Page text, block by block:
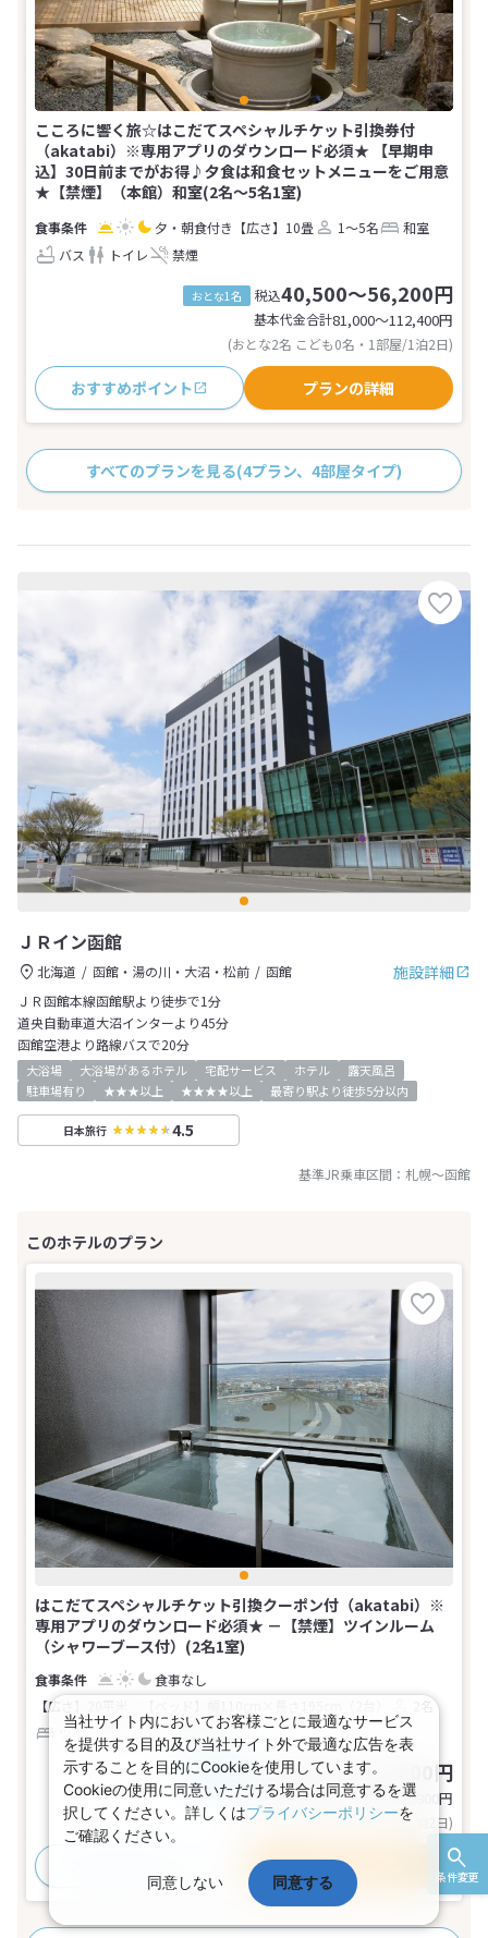
条件変更
こころに響く旅☆はこだてスペシャルチケット引換券付
（akatabi）※専用アプリのダウンロード必須★ 【早期申
込】30日前までがお得♪夕食は和食セットメニューをご用意
★【禁煙】（本館）和室(2名～5名1室)
夕・朝食付き 【広さ】10畳 1～5名
和室
バス
トイレ 禁煙
おとな1名 税込40,500～56,200円
基本代金合計81,000〜112,400円
(おとな2名 こども0名・1部屋/1泊2日)
おすすめポイント プランの詳細
すべてのプランを見る(4プラン、4部屋タイプ)
ＪＲイン函館
施設詳細
北海道 函館・湯の川・大沼・松前
函館
ＪＲ函館本線函館駅より徒歩で1分
道央自動車道大沼インターより45分
函館空港より路線バスで20分
大浴場 大浴場があるホテル 宅配サービス ホテル
露天風呂
駐車場有り
★★★以上 ★★★★以上 最寄り駅より徒歩5分以内
日本旅行 4.5
基準JR乗車区間： 札幌～函館
はこだてスペシャルチケット引換クーポン付（akatabi）※
専用アプリのダウンロード必須★ －【禁煙】ツインルーム
（シャワーブース付）(2名1室)
食事なし
【広さ】20平米
2名
ツイン
トイレ 禁煙
おとな1名 税込28,700～54,400円
基本代金合計57,400〜108,800 円
(おとな2名 こども0名・1部屋/1泊2日)
プランの詳細
当社サイト内においてお客様ごとに最適なサービス
を提供する目的及び当社サイト外で最適な広告を表
示することを目的にCookieを使用しています。
Cookieの使用に同意いただける場合は同意するを選
択してください。詳しくはプライバシーポリシーを
ご確認ください。
同意しない 同意する